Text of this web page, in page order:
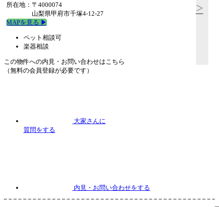
>
所在地：〒4000074
山梨県甲府市千塚4-12-27
MAPを見る ▶︎
ペット相談可
楽器相談
この物件への内見・お問い合わせはこちら
（無料の会員登録が必要です）
大家さんに
質問をする
内見 ・お問い合わせをする